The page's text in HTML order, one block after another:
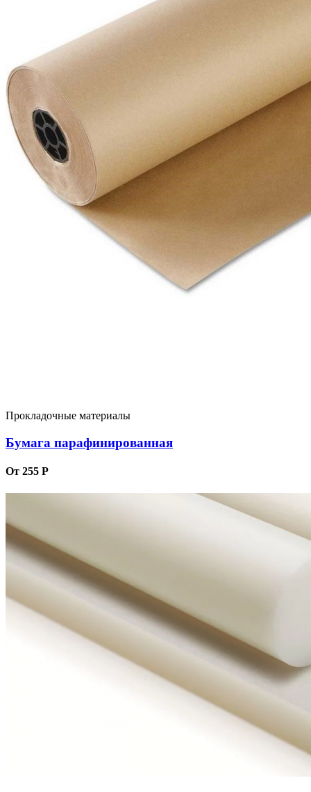
Прокладочные материалы
Бумага парафинированная
От 255 Р